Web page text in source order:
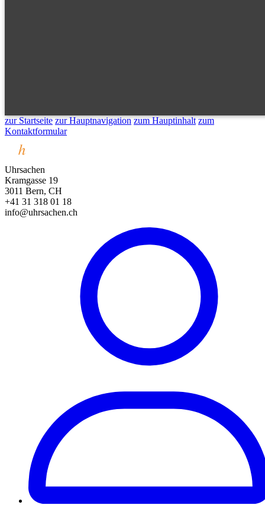
zur Startseite zur Hauptnavigation zum Hauptinhalt zum
Kontaktformular
Uhrsachen
Kramgasse 19
3011 Bern, CH
+41 31 318 01 18
info@uhrsachen.ch